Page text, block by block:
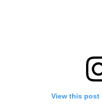
View this post